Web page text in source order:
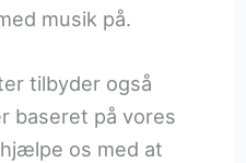
musik på.
tilbyder også
baseret på vores
os med at